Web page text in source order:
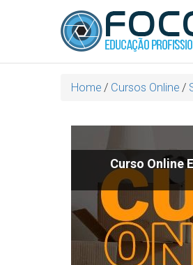
Home / Cursos Online /
Curso Online